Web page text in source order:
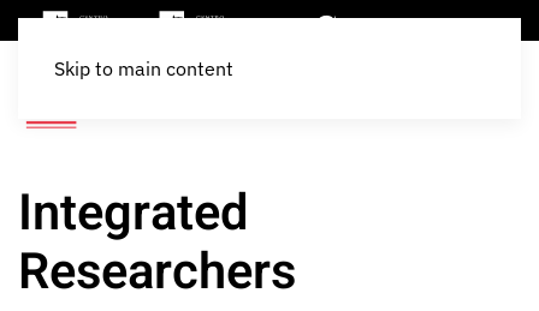
Skip to main content
Integrated
Researchers